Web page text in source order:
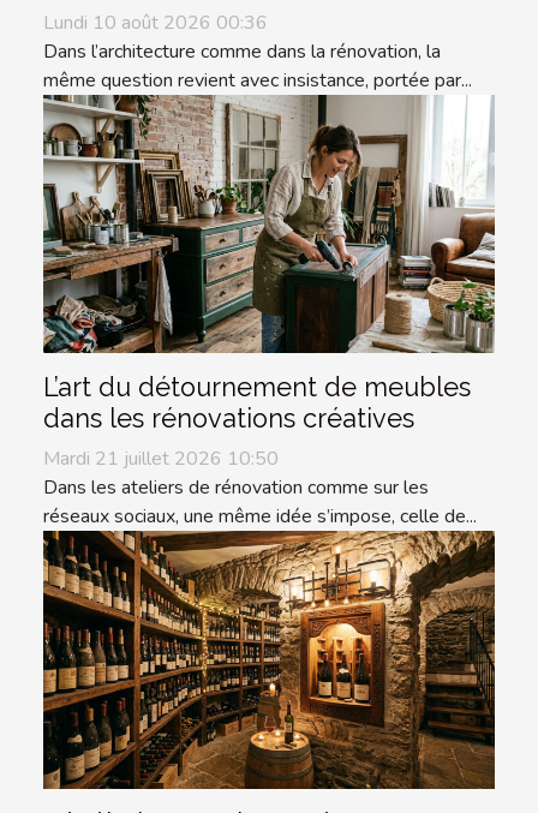
Lundi 10 août 2026 00:36
Dans l’architecture comme dans la rénovation, la
même question revient avec insistance, portée par...
L’art du détournement de meubles
dans les rénovations créatives
Mardi 21 juillet 2026 10:50
Dans les ateliers de rénovation comme sur les
réseaux sociaux, une même idée s’impose, celle de...